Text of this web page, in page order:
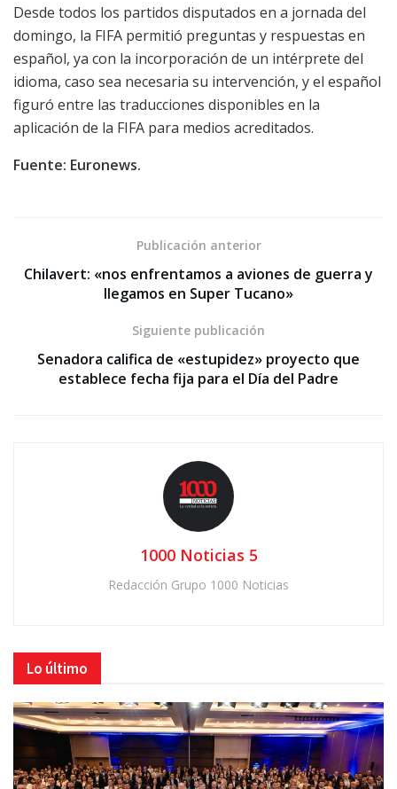
Desde todos los partidos disputados en a jornada del
domingo, la FIFA permitió preguntas y respuestas en
español, ya con la incorporación de un intérprete del
idioma, caso sea necesaria su intervención, y el español
figuró entre las traducciones disponibles en la
aplicación de la FIFA para medios acreditados.
Fuente: Euronews.
Publicación anterior
Chilavert: «nos enfrentamos a aviones de guerra y
llegamos en Super Tucano»
Siguiente publicación
Senadora califica de «estupidez» proyecto que
establece fecha fija para el Día del Padre
1000 Noticias 5
Redacción Grupo 1000 Noticias
Lo último